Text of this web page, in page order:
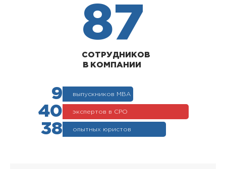
87
СОТРУДНИКОВ
В КОМПАНИИ
9 выпускников МВА
40 экспертов в СРО
38 опытных юристов